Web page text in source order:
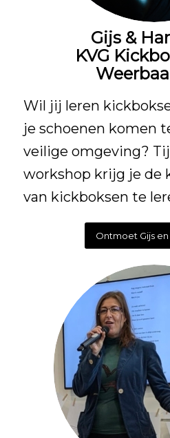
Gijs &
KVG
Wil jij leren
je schoenen komen
veilige omgeving?
workshop krijg je de
van kickboksen te
Ontmoet Gijs